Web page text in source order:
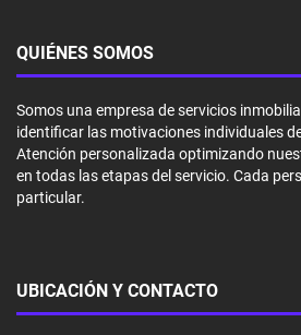
QUIÉNES SOMOS
Somos una empresa de servicios
identificar las motivaciones individuales
Atención personalizada optimizando
en todas las etapas del servicio. Cada
particular.
UBICACIÓN Y CONTACTO